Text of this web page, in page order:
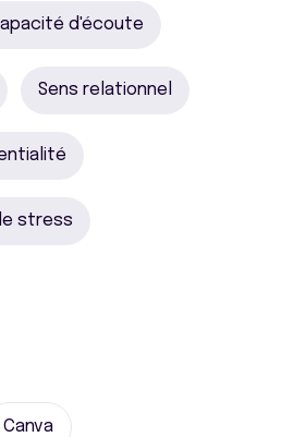
d'écoute
Sens relationnel
stress
Canva